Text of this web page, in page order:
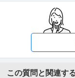
学童保育指導員／足立
ライクキッズ株式会社
昇
月給22.7万円
消化率75％以上などライ
この質問と関連す